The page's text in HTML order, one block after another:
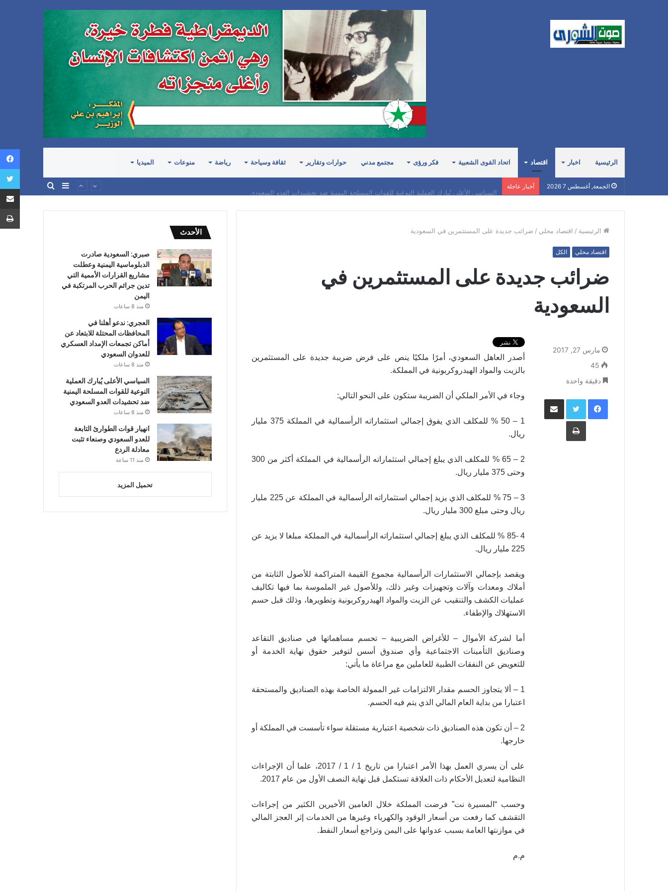
الرئيسية اخبار اقتصاد اتحاد القوى الشعبية فكر ورؤى مجتمع مدني حوارات وتقارير ثقافة وسياحة رياضة منوعات الميديا
الجمعة, أغسطس 7 2026 أخبار عاجلة
إضافة
الرئيسية / اقتصاد محلي / ضرائب جديدة على المستثمرين في السعودية
اقتصاد محلي الكل
ضرائب جديدة على المستثمرين في
السعودية
أصدر العاهل السعودي، أمرًا ملكيًا ينص على فرض ضريبة جديدة على المستثمرين
بالزيت والمواد الهيدروكربونية في المملكة.
وجاء في الأمر الملكي أن الضريبة ستكون على النحو التالي:
1 – 50 % للمكلف الذي يفوق إجمالي استثماراته الرأسمالية في المملكة 375 مليار
ريال.
2 – 65 % للمكلف الذي يبلغ إجمالي استثماراته الرأسمالية في المملكة أكثر من 300
وحتى 375 مليار ريال.
3 – 75 % للمكلف الذي يزيد إجمالي استثماراته الرأسمالية في المملكة عن 225 مليار
ريال وحتى مبلغ 300 مليار ريال.
4 -85 % للمكلف الذي يبلغ إجمالي استثماراته الرأسمالية في المملكة مبلغا لا يزيد عن
225 مليار ريال.
ويقصد بإجمالي الاستثمارات الرأسمالية مجموع القيمة المتراكمة للأصول الثابتة من
أملاك ومعدات وآلات وتجهيزات وغير ذلك، وللأصول غير الملموسة بما فيها تكاليف
عمليات الكشف والتنقيب عن الزيت والمواد الهيدروكربونية وتطويرها، وذلك قبل حسم
الاستهلاك والإطفاء.
أما لشركة الأموال – للأغراض الضريبية – تحسم مساهماتها في صناديق التقاعد
وصناديق التأمينات الاجتماعية وأي صندوق أسس لتوفير حقوق نهاية الخدمة أو
للتعويض عن النفقات الطبية للعاملين مع مراعاة ما يأتي:
1 – ألا يتجاوز الحسم مقدار الالتزامات غير الممولة الخاصة بهذه الصناديق والمستحقة
اعتبارا من بداية العام المالي الذي يتم فيه الحسم.
2 – أن تكون هذه الصناديق ذات شخصية اعتبارية مستقلة سواء تأسست في المملكة أو
خارجها.
على أن يسري العمل بهذا الأمر اعتبارا من تاريخ 1 / 1 / 2017، علما أن الإجراءات
النظامية لتعديل الأحكام ذات العلاقة تستكمل قبل نهاية النصف الأول من عام 2017.
وحسب “المسيرة نت” فرضت المملكة خلال العامين الأخيرين الكثير من إجراءات
التقشف كما رفعت من أسعار الوقود والكهرباء وغيرها من الخدمات إثر العجز المالي
في موازنتها العامة بسبب عدوانها على اليمن وتراجع أسعار النفط.
م.م
مارس 27, 2017
45
دقيقة واحدة
فيسبوك تويتر
طباعة
الدولي رفع الحصار وإتاحة وصول التجهيزات
الفنية لإعادة تشغيل الأبراج المدمرة
جمعية قاع جهران التعاونية توقّع عقد تعاون
مع مصنع ألبان رصابة
الأحدث
صبري: السعودية صادرت
الدبلوماسية اليمنية وعطلت
مشاريع القرارات الأممية التي
تدين جرائم الحرب المرتكبة في
اليمن
منذ 8 ساعات
العجري: ندعو أهلنا في
المحافظات المحتلة للابتعاد عن
أماكن تجمعات الإمداد العسكري
للعدوان السعودي
منذ 8 ساعات
السياسي الأعلى يُبارك العملية
النوعية للقوات المسلحة اليمنية
ضد تحشيدات العدو السعودي
منذ 8 ساعات
انهيار قوات الطوارئ التابعة
للعدو السعودي وصنعاء تثبت
معادلة الردع
منذ 11 ساعة
تحميل المزيد